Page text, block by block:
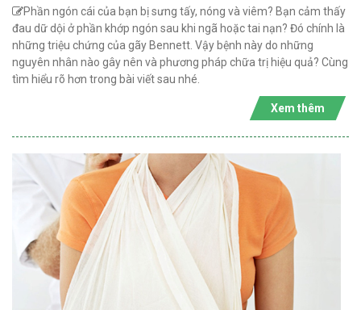
Phần ngón cái của bạn bị sưng tấy, nóng và viêm? Bạn cảm thấy
đau dữ dội ở phần khớp ngón sau khi ngã hoặc tai nạn? Đó chính là
những triệu chứng của gãy Bennett. Vậy bệnh này do những
nguyên nhân nào gây nên và phương pháp chữa trị hiệu quả? Cùng
tìm hiểu rõ hơn trong bài viết sau nhé.
Xem thêm